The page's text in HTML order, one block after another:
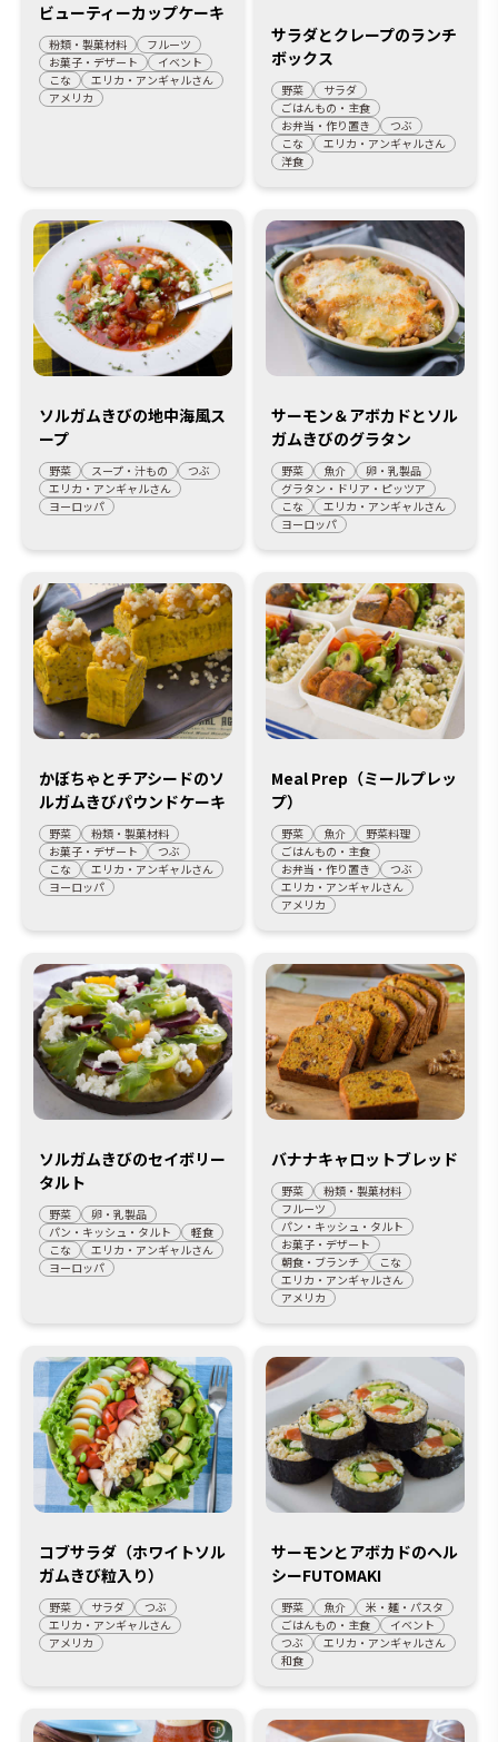
ビューティーカップケーキ
粉類・製菓材料
フルーツ
お菓子・デザート
イベント
こな
エリカ・アンギャルさん
アメリカ
サラダとクレープのランチ
ボックス
野菜
サラダ
ごはんもの・主食
お弁当・作り置き
つぶ
こな
エリカ・アンギャルさん
洋食
ソルガムきびの地中海風ス
ープ
野菜 スープ・汁もの
つぶ
エリカ・アンギャルさん
ヨーロッパ
サーモン＆アボカドとソル
ガムきびのグラタン
野菜 魚介
卵・乳製品
グラタン・ドリア・ピッツア
こな
エリカ・アンギャルさん
ヨーロッパ
かぼちゃとチアシードのソ
ルガムきびパウンドケーキ
野菜
粉類・製菓材料
お菓子・デザート
つぶ
こな
エリカ・アンギャルさん
ヨーロッパ
Meal Prep（ミールプレッ
プ）
野菜 魚介
野菜料理
ごはんもの・主食
お弁当・作り置き
つぶ
エリカ・アンギャルさん
アメリカ
ソルガムきびのセイボリー
タルト
野菜
卵・乳製品
パン・キッシュ・タルト
軽食
こな
エリカ・アンギャルさん
ヨーロッパ
バナナキャロットブレッド
野菜
粉類・製菓材料
フルーツ
パン・キッシュ・タルト
お菓子・デザート
朝食・ブランチ
こな
エリカ・アンギャルさん
アメリカ
コブサラダ（ホワイトソル
ガムきび粒入り）
野菜 サラダ
つぶ
エリカ・アンギャルさん
アメリカ
サーモンとアボカドのヘル
シーFUTOMAKI
野菜 魚介
米・麺・パスタ
ごはんもの・主食
イベント
つぶ
エリカ・アンギャルさん
和食